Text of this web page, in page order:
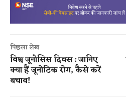
पिछला लेख
विश्व जूनोसिस दिवस : जानिए
क्या हैं जूनोटिक रोग, कैसे करें
बचाव!